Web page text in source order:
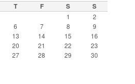
T F S S
1
2
6 7 8
9
13 14 15
16
20 21 22
23
27 28 29
30